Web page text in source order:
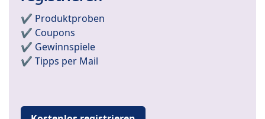
✔️ Produktproben
✔️ Coupons
✔️ Gewinnspiele
✔️ Tipps per Mail